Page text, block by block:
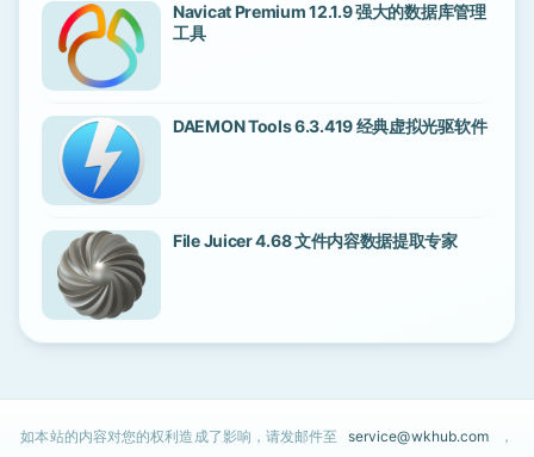
Navicat Premium 12.1.9 强大的数据库管理
工具
DAEMON Tools 6.3.419 经典虚拟光驱软件
File Juicer 4.68 文件内容数据提取专家
如本站的内容对您的权利造成了影响，请发邮件至 service@wkhub.com
，